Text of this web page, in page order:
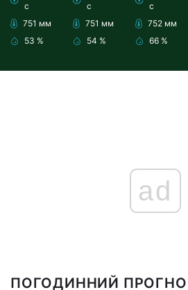
с
751 мм
53 %
с
751 мм
54 %
с
752 мм
66 %
ad
ПОГОДИННИЙ